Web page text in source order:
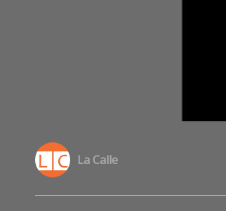
La Calle